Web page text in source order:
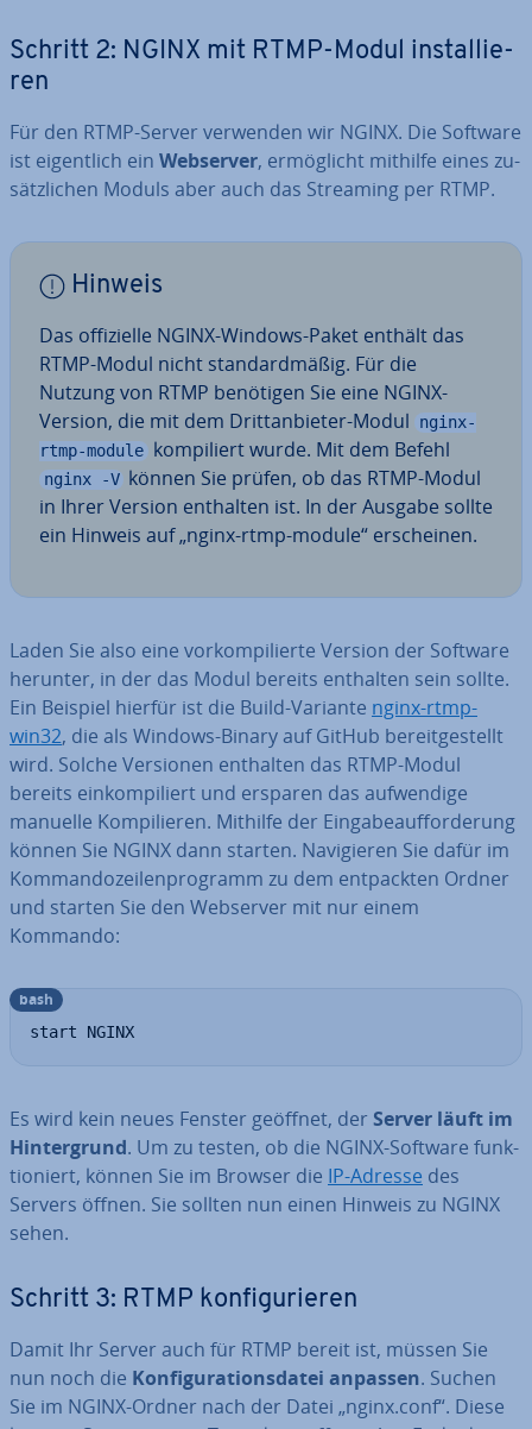
Schritt 2: NGINX mit RTMP-Modul in­stal­lie­
ren
Für den RTMP-Server verwenden wir NGINX. Die Software
ist ei­gent­lich ein Webserver, er­mög­licht mithilfe eines zu­
sätz­li­chen Moduls aber auch das Streaming per RTMP.
Hinweis
Das of­fi­zi­el­le NGINX-Windows-Paket enthält das
RTMP-Modul nicht stan­dard­mä­ßig. Für die
Nutzung von RTMP benötigen Sie eine NGINX-
Version, die mit dem Dritt­an­bie­ter-Modul
nginx-
rtmp-module kom­pi­liert wurde. Mit dem Befehl
nginx -V können Sie prüfen, ob das RTMP-Modul
in Ihrer Version enthalten ist. In der Ausgabe sollte
ein Hinweis auf „nginx-rtmp-module“ er­schei­nen.
Laden Sie also eine vor­kom­pi­lier­te Version der Software
herunter, in der das Modul bereits enthalten sein sollte.
Ein Beispiel hierfür ist die Build-Variante nginx-rtmp-
win32, die als Windows-Binary auf GitHub be­reit­ge­stellt
wird. Solche Versionen enthalten das RTMP-Modul
bereits ein­kom­pi­liert und ersparen das auf­wen­di­ge
manuelle Kom­pi­lie­ren. Mithilfe der Ein­ga­be­auf­for­de­rung
können Sie NGINX dann starten. Na­vi­gie­ren Sie dafür im
Kom­man­do­zei­len­pro­gramm zu dem ent­pack­ten Ordner
und starten Sie den Webserver mit nur einem
Kommando:
start NGINX
bash
Es wird kein neues Fenster geöffnet, der Server läuft im
Hin­ter­grund. Um zu testen, ob die NGINX-Software funk­
tio­niert, können Sie im Browser die IP-Adresse des
Servers öffnen. Sie sollten nun einen Hinweis zu NGINX
sehen.
Schritt 3: RTMP kon­fi­gu­rie­ren
Damit Ihr Server auch für RTMP bereit ist, müssen Sie
nun noch die Kon­fi­gu­ra­ti­ons­da­tei anpassen. Suchen
Sie im NGINX-Ordner nach der Datei „nginx.conf“. Diese